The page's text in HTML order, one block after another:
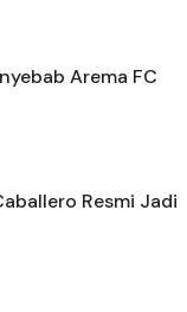
Arema FC
Resmi Jadi